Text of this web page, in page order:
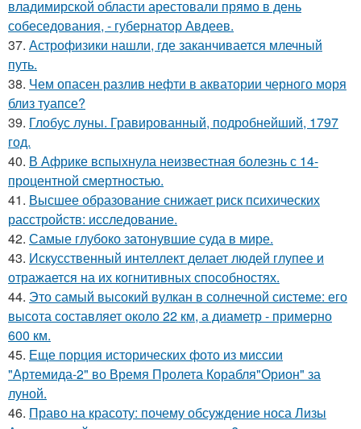
владимирской области арестовали прямо в день
собеседования, - губернатор Авдеев.
37. Астрофизики нашли, где заканчивается млечный
путь.
38. Чем опасен разлив нефти в акватории черного моря
близ туапсе?
39. Глобус луны. Гравированный, подробнейший, 1797
год.
40. В Африке вспыхнула неизвестная болезнь с 14-
процентной смертностью.
41. Высшее образование снижает риск психических
расстройств: исследование.
42. Самые глубоко затонувшие суда в мире.
43. Искусственный интеллект делает людей глупее и
отражается на их когнитивных способностях.
44. Это самый высокий вулкан в солнечной системе: его
высота составляет около 22 км, а диаметр - примерно
600 км.
45. Еще порция исторических фото из миссии
"Артемида-2" во Время Пролета Корабля"Орион" за
луной.
46. Право на красоту: почему обсуждение носа Лизы